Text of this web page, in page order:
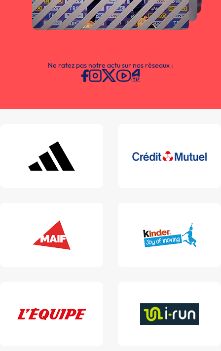
Ne ratez pas notre actu sur nos réseaux :